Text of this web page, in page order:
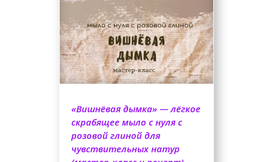
«Вишнёвая дымка» — лёгкое
скрабящее мыло с нуля с
розовой глиной для
чувствительных натур